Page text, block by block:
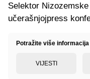
Selektor
učerašnjojpress
Potražite više
VIJESTI